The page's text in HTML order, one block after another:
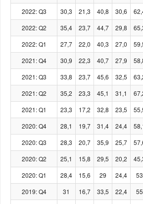
2022: Q3
30,3 21,3 40,8 30,6
2022: Q2
35,4 23,7 44,7 29,8
2022: Q1
27,7 22,0 40,3 27,0
2021: Q4
30,9 22,3 40,7 27,9
2021: Q3
33,8 23,7 45,6 32,5
2021: Q2
35,2 23,3 45,1 31,1
2021: Q1
23,3 17,2 32,8 23,5
2020: Q4
28,1 19,7 31,4 24,4
2020: Q3
28,3 20,7 35,9 25,7
2020: Q2
25,1 15,8 29,5 20,2
2020: Q1
28,4 15,6 29 24,4 53
2019: Q4
31 16,7 33,5 22,4 55